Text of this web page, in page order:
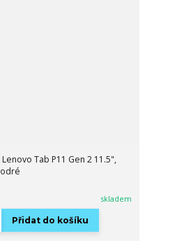
Tab P11 Gen 2 11.5",
skladem
Přidat do košíku